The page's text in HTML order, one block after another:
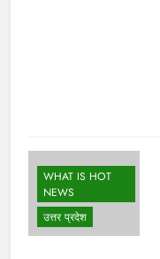
WHAT IS HOT
NEWS
उत्तर प्रदेश